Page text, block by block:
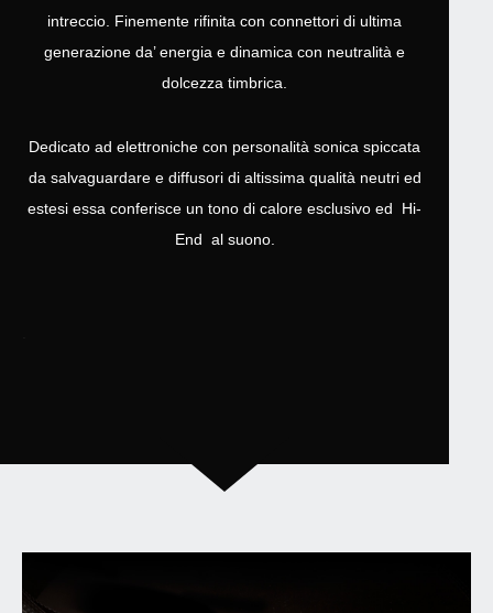
intreccio. Finemente rifinita con connettori di ultima
generazione da’ energia e dinamica con neutralità e
dolcezza timbrica.
Dedicato ad elettroniche con personalità sonica spiccata
da salvaguardare e diffusori di altissima qualità neutri ed
estesi essa conferisce un tono di calore esclusivo ed Hi-
End al suono.